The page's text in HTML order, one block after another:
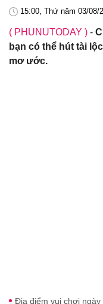
15:00, Thứ năm 03/08/
( PHUNUTODAY ) -
bạn có thể hút tài
mơ ước.
Địa điểm vui chơi